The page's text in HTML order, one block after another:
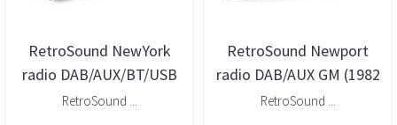
RetroSound NewYork
radio DAB/AUX/BT/USB
GM (1982 - 1991)
RetroSound ...
RetroSound Newport
radio DAB/AUX GM (1982
- 1991)
RetroSound ...